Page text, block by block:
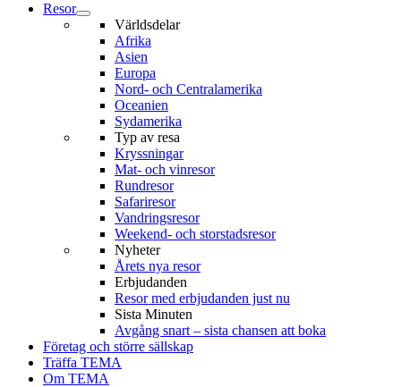
Resor
Världsdelar
Afrika
Asien
Europa
Nord- och Centralamerika
Oceanien
Sydamerika
Typ av resa
Kryssningar
Mat- och vinresor
Rundresor
Safariresor
Vandringsresor
Weekend- och storstadsresor
Nyheter
Årets nya resor
Erbjudanden
Resor med erbjudanden just nu
Sista Minuten
Avgång snart – sista chansen att boka
Företag och större sällskap
Träffa TEMA
Om TEMA